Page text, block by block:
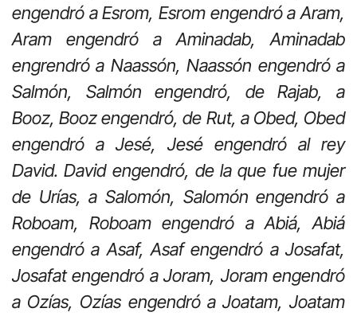
engendró a Esrom, Esrom engendró a Aram,
Aram engendró a Aminadab, Aminadab
engrendró a Naassón, Naassón engendró a
Salmón, Salmón engendró, de Rajab, a
Booz, Booz engendró, de Rut, a Obed, Obed
engendró a Jesé, Jesé engendró al rey
David. David engendró, de la que fue mujer
de Urías, a Salomón, Salomón engendró a
Roboam, Roboam engendró a Abiá, Abiá
engendró a Asaf, Asaf engendró a Josafat,
Josafat engendró a Joram, Joram engendró
a Ozías, Ozías engendró a Joatam, Joatam